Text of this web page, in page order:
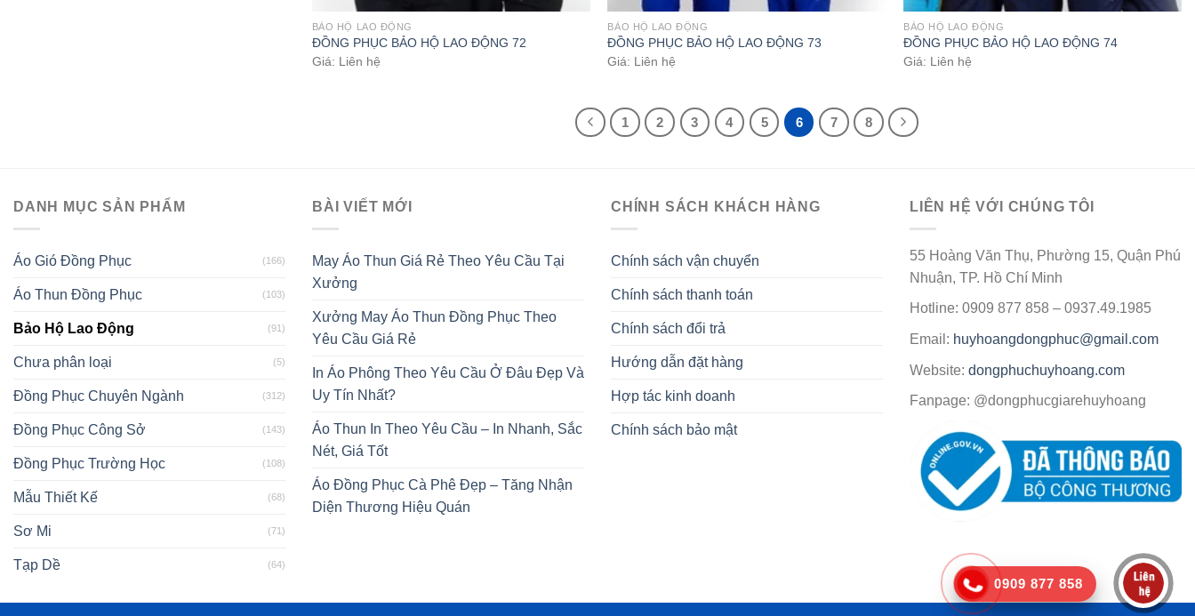
BẢO HỘ LAO ĐỘNG
ĐỒNG PHỤC BẢO HỘ LAO ĐỘNG 72
Giá: Liên hệ
BẢO HỘ LAO ĐỘNG
ĐỒNG PHỤC BẢO HỘ LAO ĐỘNG 73
Giá: Liên hệ
BẢO HỘ LAO ĐỘNG
ĐỒNG PHỤC BẢO HỘ LAO ĐỘNG 74
Giá: Liên hệ
1 2 3 4 5 6 7 8
DANH MỤC SẢN PHẨM
Áo Gió Đồng Phục (166)
Áo Thun Đồng Phục (103)
Bảo Hộ Lao Động (91)
Chưa phân loại (5)
Đồng Phục Chuyên Ngành (312)
Đồng Phục Công Sở (143)
Đồng Phục Trường Học (108)
Mẫu Thiết Kế (68)
Sơ Mi (71)
Tạp Dề (64)
BÀI VIẾT MỚI
May Áo Thun Giá Rẻ Theo Yêu Cầu Tại
Xưởng
Xưởng May Áo Thun Đồng Phục Theo
Yêu Cầu Giá Rẻ
In Áo Phông Theo Yêu Cầu Ở Đâu Đẹp Và
Uy Tín Nhất?
Áo Thun In Theo Yêu Cầu – In Nhanh, Sắc
Nét, Giá Tốt
Áo Đồng Phục Cà Phê Đẹp – Tăng Nhận
Diện Thương Hiệu Quán
CHÍNH SÁCH KHÁCH HÀNG
Chính sách vận chuyển
Chính sách thanh toán
Chính sách đổi trả
Hướng dẫn đặt hàng
Hợp tác kinh doanh
Chính sách bảo mật
LIÊN HỆ VỚI CHÚNG TÔI
55 Hoàng Văn Thụ, Phường 15, Quận Phú
Nhuận, TP. Hồ Chí Minh
Hotline: 0909 877 858 – 0937.49.1985
Email: huyhoangdongphuc@gmail.com
Website: dongphuchuyhoang.com
Fanpage: @dongphucgiarehuyhoang
0909 877 858